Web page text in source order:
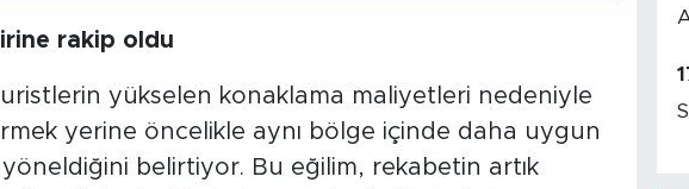
rakip oldu
yükselen konaklama maliyetleri nedeniyle
yerine öncelikle aynı bölge içinde daha uygun
belirtiyor. Bu eğilim, rekabetin artık